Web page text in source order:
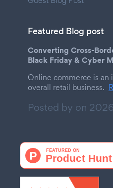
Featured Blog post
Converting Cross-
Black Friday & Cyber
Online commerce is an
overall retail business.
Posted by on